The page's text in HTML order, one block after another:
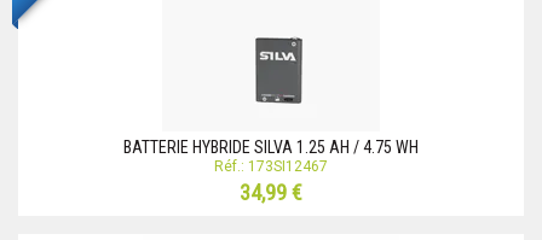
BATTERIE HYBRIDE SILVA 1.25 AH / 4.75 WH
Réf.: 173SI12467
34,99 €